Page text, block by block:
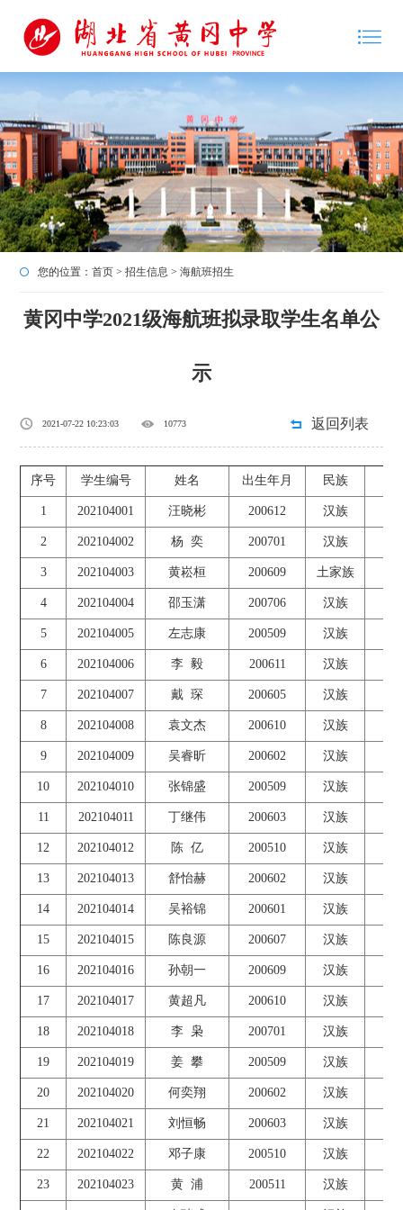
您的位置：首页 >招生信息 >海航班招生
黄冈中学2021级海航班拟录取学生名单公
示
2021-07-22 10:23:03 10773 返回列表
序号 学生编号 姓名 出生年月 民族
1 202104001 汪晓彬 200612 汉族
2 202104002 杨 奕 200701 汉族
3 202104003 黄崧桓 200609 土家族
4 202104004 邵玉潇 200706 汉族
5 202104005 左志康 200509 汉族
6 202104006 李 毅 200611 汉族
7 202104007 戴 琛 200605 汉族
8 202104008 袁文杰 200610 汉族
9 202104009 吴睿昕 200602 汉族
10 202104010 张锦盛 200509 汉族
11 202104011 丁继伟 200603 汉族
12 202104012 陈 亿 200510 汉族
13 202104013 舒怡赫 200602 汉族
14 202104014 吴裕锦 200601 汉族
15 202104015 陈良源 200607 汉族
16 202104016 孙朝一 200609 汉族
17 202104017 黄超凡 200610 汉族
18 202104018 李 枭 200701 汉族
19 202104019 姜 攀 200509 汉族
20 202104020 何奕翔 200602 汉族
21 202104021 刘恒畅 200603 汉族
22 202104022 邓子康 200510 汉族
23 202104023 黄 浦 200511 汉族